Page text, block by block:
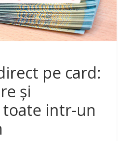
pe card:
și
intr-un